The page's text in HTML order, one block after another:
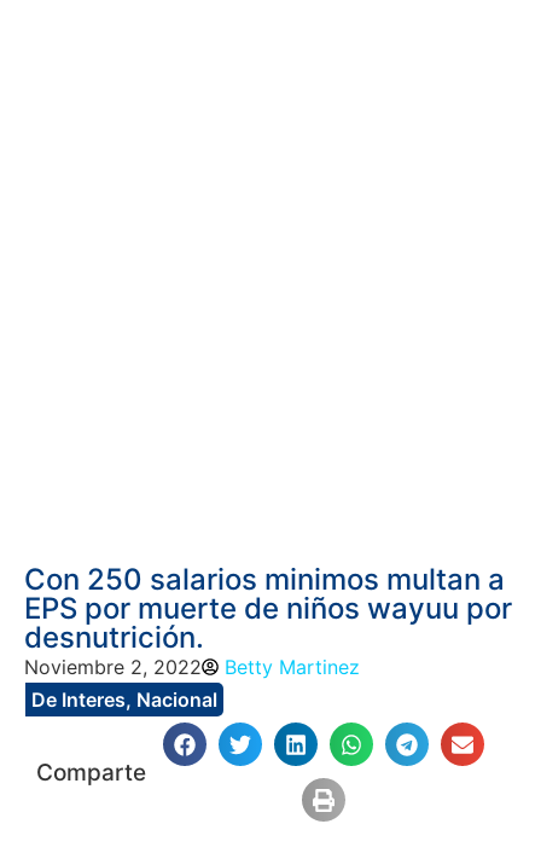
Con 250 salarios minimos multan a
EPS por muerte de niños wayuu por
desnutrición.
Noviembre 2, 2022
Betty Martinez
De Interes, Nacional
Comparte